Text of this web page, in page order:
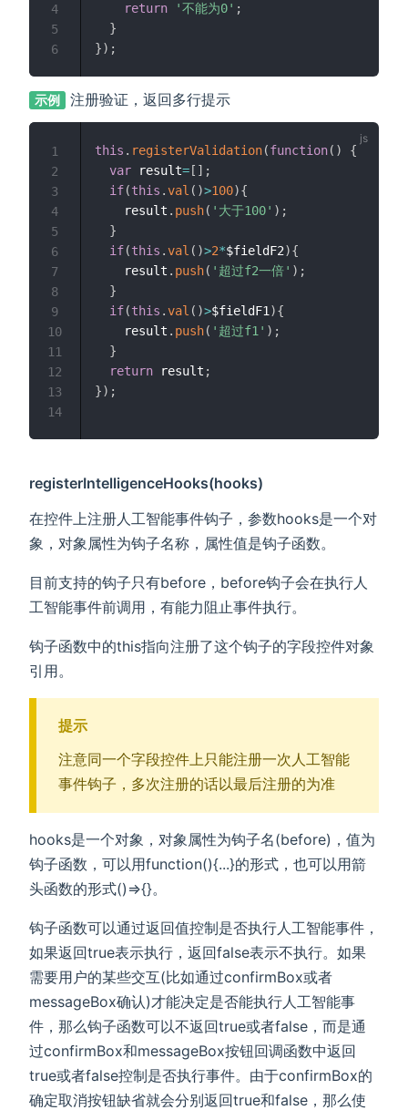
return
'不能为0' ;
}
}) ;
4
5
6
示例 注册验证，返回多行提示
this . registerValidation(function( )
{
var result= [ ] ;
if(this .val ( )>100){
    result
. push( '大于100' ) ;
}
if(this .val ( )>2*$fieldF2){
    result
. push( '超过f2一倍' ) ;
}
if(this .val ( )>$fieldF1){
    result
. push( '超过f1' ) ;
}
return result ;
}) ;
1
2
3
4
5
6
7
8
9
10
11
12
13
14
registerIntelligenceHooks(hooks)
在控件上注册人工智能事件钩子，参数hooks是一个对
象，对象属性为钩子名称，属性值是钩子函数。
目前支持的钩子只有before，before钩子会在执行人
工智能事件前调用，有能力阻止事件执行。
钩子函数中的this指向注册了这个钩子的字段控件对象
引用。
提示
注意同一个字段控件上只能注册一次人工智能
事件钩子，多次注册的话以最后注册的为准
hooks是一个对象，对象属性为钩子名(before)，值为
钩子函数，可以用function(){...}的形式，也可以用箭
头函数的形式()=>{}。
钩子函数可以通过返回值控制是否执行人工智能事件，
如果返回true表示执行，返回false表示不执行。如果
需要用户的某些交互(比如通过confirmBox或者
messageBox确认)才能决定是否能执行人工智能事
件，那么钩子函数可以不返回true或者false，而是通
过confirmBox和messageBox按钮回调函数中返回
true或者false控制是否执行事件。由于confirmBox的
确定取消按钮缺省就会分别返回true和false，那么使